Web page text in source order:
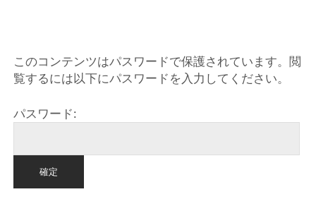
このコンテンツはパスワードで保護されています。閲
覧するには以下にパスワードを入力してください。
パスワード: